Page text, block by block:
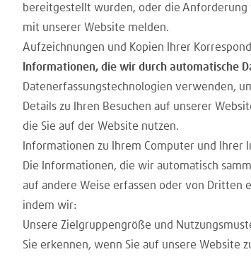
bereitgestellt wurden, oder die Anforderung
mit unserer Website melden.
Aufzeichnungen und Kopien Ihrer
Informationen, die wir durch automatische
Datenerfassungstechnologien verwenden,
Details zu Ihren Besuchen auf unserer
die Sie auf der Website nutzen.
Informationen zu Ihrem Computer und
Die Informationen, die wir automatisch
auf andere Weise erfassen oder von Dritten
indem wir:
Unsere Zielgruppengröße und
Sie erkennen, wenn Sie auf unsere Website